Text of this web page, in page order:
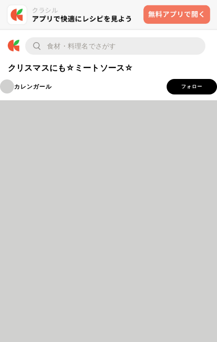
クリスマスにも☆ミートソース☆
カレンガール フォロー